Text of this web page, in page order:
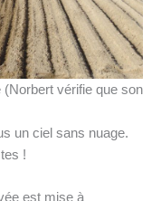
(Norbert vérifie que son
un ciel sans nuage.
!
est mise à